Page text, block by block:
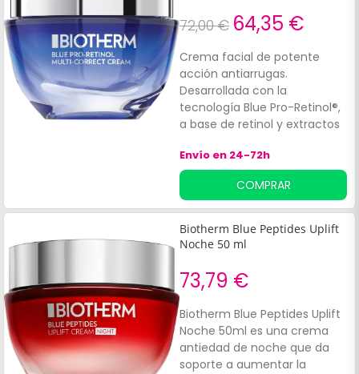
72,00 € 64,35 €
Crema facial de potente
acción antiarrugas.
Desarrollada con la
tecnología Blue Pro-Retinol®,
a base de retinol y extractos
reducir la aparición de
arrugas y aportan a la piel
una alta hidratación. Esta
crema favorece:Tono del
cutis: más unificado. Textura
de la piel: mejora
Envío en 24-72h
COMPRAR
Biotherm Blue Peptides Uplift
Noche 50 ml
73,79 €
Biotherm Blue Peptides Uplift
Noche 50ml es una crema
antiedad de noche que da
soporte a aumentar la